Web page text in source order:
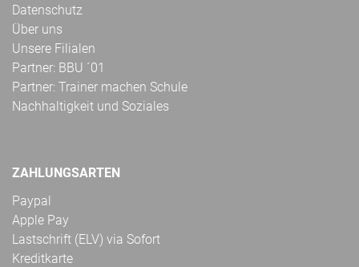
Datenschutz
Über uns
Unsere Filialen
Partner: BBU ´01
Partner: Trainer machen Schule
Nachhaltigkeit und Soziales
ZAHLUNGSARTEN
Paypal
Apple Pay
Lastschrift (ELV) via Sofort
Kreditkarte